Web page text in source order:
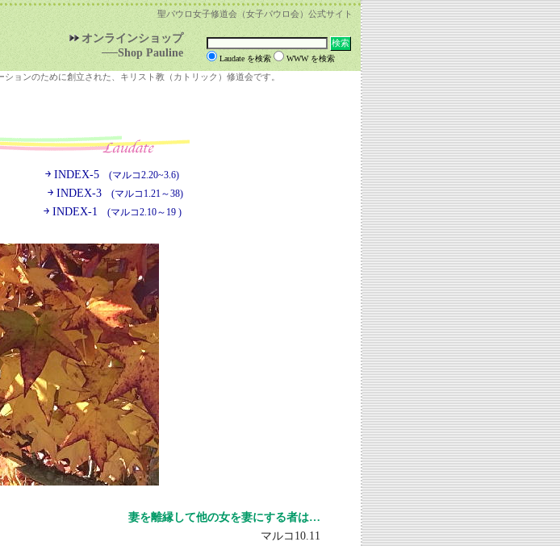
聖パウロ女子修道会（女子パウロ会）公式サイト
オンラインショップ
──Shop Pauline
Laudate を検索 WWW を検索
ョンのために創立された、キリスト教（カトリック）修道会です。
￫ INDEX-5 (マルコ2.20~3.6)
￫ INDEX-3 (マルコ1.21～38)
￫ INDEX-1 (マルコ2.10～19 )
妻を離縁して他の女を妻にする者は…
マルコ10.11